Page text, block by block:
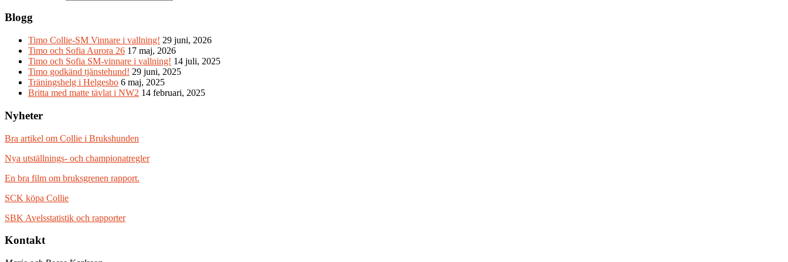
Blogg
Timo Collie-SM Vinnare i vallning! 29 juni, 2026
Timo och Sofia Aurora 26 17 maj, 2026
Timo och Sofia SM-vinnare i vallning! 14 juli, 2025
Timo godkänd tjänstehund! 29 juni, 2025
Träningshelg i Helgesbo 6 maj, 2025
Britta med matte tävlat i NW2 14 februari, 2025
Nyheter
Bra artikel om Collie i Brukshunden
Nya utställnings- och championatregler
En bra film om bruksgrenen rapport.
SCK köpa Collie
SBK Avelsstatistik och rapporter
Kontakt